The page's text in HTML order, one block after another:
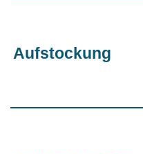
Aufstockung